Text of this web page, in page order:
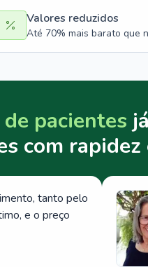
Valores reduzidos
Até 70% mais barato que
pacientes
com rapidez
tanto pelo
e o preço